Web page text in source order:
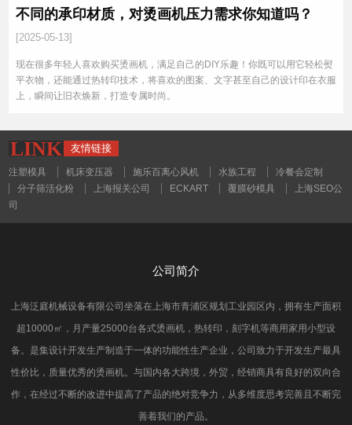
不同的承印材质，对烫画机压力需求你知道吗？
[2025-05-13]
现在很多年轻人喜欢购买烫画机，满足自己的DIY乐趣！你既可以用它轻松熨
平衣物，还能通过热转印技术，将喜欢的图案、文字甚至自己的设计印在衣服
上，瞬间让旧衣焕新，打造专属时尚。
LINK 友情链接
注塑模具 机床变压器 施乐百离心风机 水族工程
冷餐会定制
分子筛活化粉
上海报关公司 ECKART 覆膜砂模具
上海SEO公
司
公司简介
上海泛庭机械设备有限公司坐落在上海市青浦区规划工业园区内，拥有生产面积
超10000㎡，月产量25000台各式烫画机，热转印，刻字机等商用家用小型设
备。是集设计开发生产制造于一体的功能性生产企业，公司致力于开发生产最具
性价比，质量优秀的烫画机。与国内各大跨境，外贸，经销商具有良好的双向合
作，在经过不断的改进中提高了产品的绝对竞争力，从多维度思考完善且不断完
善着我们的产品。